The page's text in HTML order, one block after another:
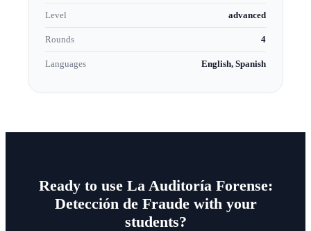
Level advanced
Rounds 4
Languages English, Spanish
Ready to use La Auditoría Forense:
Detección de Fraude with your
students?